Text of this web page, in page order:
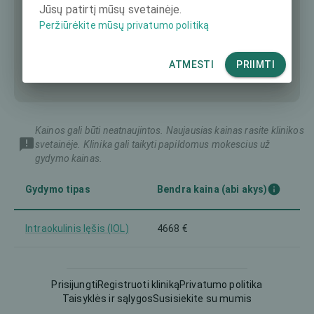
Kainos gali būti neatnaujintos. Naujausias kainas rasite klinikos
svetainėje. Klinika gali taikyti papildomus mokescius už
gydymo kainas.
Gydymo tipas Bendra kaina (abi akys)
Intraokulinis lęšis (IOL) 4668 €
PrisijungtiRegistruoti klinikąPrivatumo politika
Taisyklės ir sąlygosSusisiekite su mumis
Jūsų patirtį mūsų svetainėje.
Peržiūrėkite mūsų privatumo politiką
ATMESTI PRIIMTI